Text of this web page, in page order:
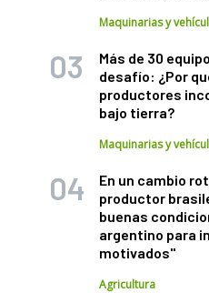
Maquinarias y
Más de 30
desafío: ¿Por
productores
bajo tierra?
Maquinarias y
En un cambio
productor
buenas
argentino para
motivados"
Agricultura